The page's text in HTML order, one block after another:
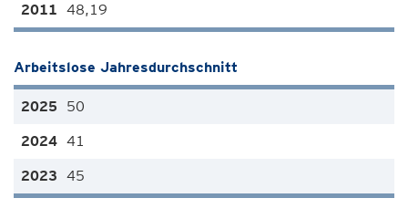
48,19
Arbeitslose Jahresdurchschnitt
50
41
45